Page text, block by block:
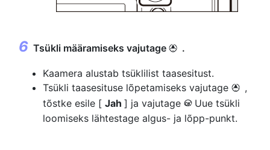
Tsükli määramiseks vajutage 1 .
Kaamera alustab tsüklilist taasesitust.
Tsükli taasesituse lõpetamiseks vajutage 1 ,
tõstke esile [ Jah ] ja vajutage J Uue tsükli
loomiseks lähtestage algus- ja lõpp-punkt.